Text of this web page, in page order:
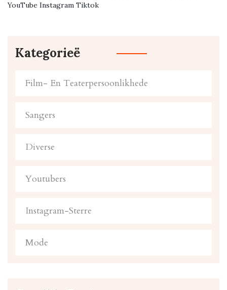
YouTube Instagram Tiktok
Kategorieë
Film- En Teaterpersoonlikhede
Sangers
Diverse
Youtubers
Instagram-Sterre
Mode